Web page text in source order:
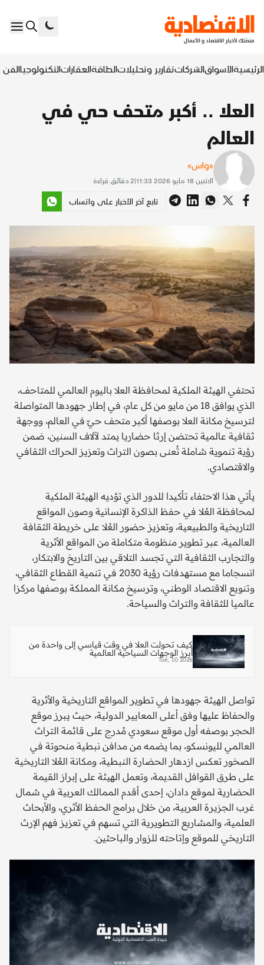
الرئيسيةالأسواقالشركاتتقارير وتحليلاتالطاقةالعقاراتالتكنولوجياالفن
العلا .. أكبر متحف حي في
العالم
«واس»
الاثنين 18 مايو 2026 11:33 |
2 دقائق قراءة
تابع آخر الأخبار على واتساب
تحتفي الهيئة الملكية لمحافظة العلا باليوم العالمي للمتاحف،
الذي يوافق 18 من مايو من كل عام، في إطار جهودها المتواصلة
لترسيخ مكانة العلا بوصفها أكبر متحف حيّ في العالم، ووجهة
ثقافية عالمية تحتضن إرثا حضاريا يمتد لآلاف السنين، ضمن
رؤية تنموية شاملة تُعنى بصون التراث وتعزيز الحراك الثقافي
والاقتصادي.
يأتي هذا الاحتفاء تأكيدا للدور الذي تؤديه الهيئة الملكية
لمحافظة العُلا في حفظ الذاكرة الإنسانية وصون المواقع
التاريخية والطبيعية، وتعزيز حضور العُلا على خريطة الثقافة
العالمية، عبر تطوير منظومة متكاملة من المواقع الأثرية
والتجارب الثقافية التي تجسد التلاقي بين التاريخ والابتكار،
انسجاما مع مستهدفات رؤية 2030 في تنمية القطاع الثقافي،
وتنويع الاقتصاد الوطني، وترسيخ مكانة المملكة بوصفها مركزا
عالميا للثقافة والتراث والسياحة.
كيف تحولت العلا في وقت قياسي إلى واحدة من
أبرز الوجهات السياحية العالمية
Tue, 10 2026
تواصل الهيئة جهودها في تطوير المواقع التاريخية والأثرية
والحفاظ عليها وفق أعلى المعايير الدولية، حيث يبرز موقع
الحجر بوصفه أول موقع سعودي مُدرج على قائمة التراث
العالمي لليونسكو، بما يضمه من مدافن نبطية منحوتة في
الصخور تعكس ازدهار الحضارة النبطية، ومكانة العُلا التاريخية
على طرق القوافل القديمة، وتعمل الهيئة على إبراز القيمة
الحضارية لموقع دادان، إحدى أقدم الممالك العربية في شمال
غرب الجزيرة العربية، من خلال برامج الحفظ الأثري، والأبحاث
العلمية، والمشاريع التطويرية التي تسهم في تعزيز فهم الإرث
التاريخي للموقع وإتاحته للزوار والباحثين.